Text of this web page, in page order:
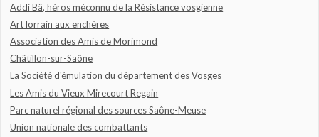
Addi Bâ, héros méconnu de la Résistance vosgienne
Art lorrain aux enchères
Association des Amis de Morimond
Châtillon-sur-Saône
La Société d'émulation du département des Vosges
Les Amis du Vieux Mirecourt Regain
Parc naturel régional des sources Saône-Meuse
Union nationale des combattants